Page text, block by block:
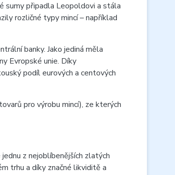
sumy připadla Leopoldovi a stála
rozličné typy mincí – například
banky. Jako jediná měla
Evropské unie. Díky
podíl eurových a centových
pro výrobu mincí), ze kterých
z nejoblíbenějších zlatých
trhu a díky značné likviditě a